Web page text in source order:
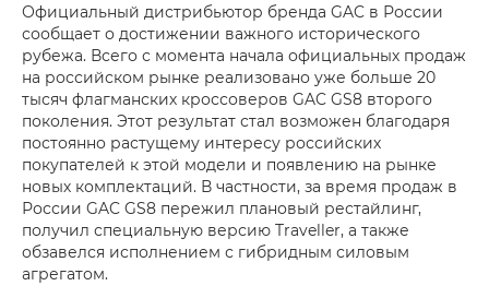
Официальный дистрибьютор бренда GAC в России
сообщает о достижении важного исторического
рубежа. Всего с момента начала официальных продаж
на российском рынке реализовано уже больше 20
тысяч флагманских кроссоверов GAC GS8 второго
поколения. Этот результат стал возможен благодаря
постоянно растущему интересу российских
покупателей к этой модели и появлению на рынке
новых комплектаций. В частности, за время продаж в
России GAC GS8 пережил плановый рестайлинг,
получил специальную версию Traveller, а также
обзавелся исполнением с гибридным силовым
агрегатом.